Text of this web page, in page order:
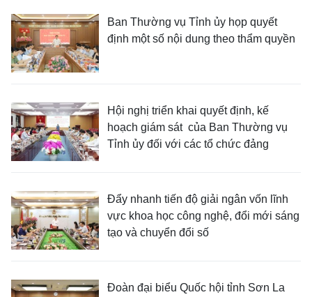
Ban Thường vụ Tỉnh ủy họp quyết
định một số nội dung theo thẩm quyền
Hội nghị triển khai quyết định, kế
hoạch giám sát của Ban Thường vụ
Tỉnh ủy đối với các tổ chức đảng
Đẩy nhanh tiến độ giải ngân vốn lĩnh
vực khoa học công nghệ, đổi mới sáng
tạo và chuyển đổi số
Đoàn đại biểu Quốc hội tỉnh Sơn La